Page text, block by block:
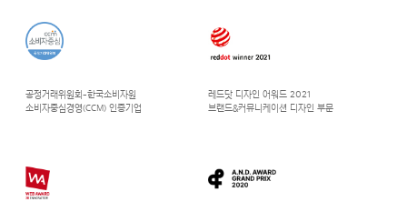
공정거래위원회-한국소비자원
소비자중심경영(CCM) 인증기업
레드닷 디자인 어워드 2021
브랜드&커뮤니케이션 디자인 부문